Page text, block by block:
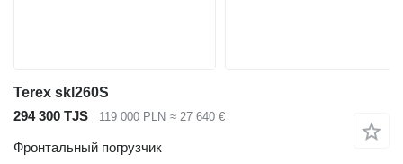
Terex skl260S
294 300 TJS
119 000 PLN ≈ 27 640 €
Фронтальный погрузчик